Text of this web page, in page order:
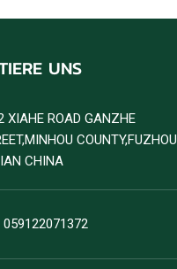
UNS
XIAHE ROAD GANZHE
COUNTY,FUZHOU
CHINA
059122071372